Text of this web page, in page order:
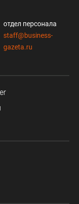
отдел персонала
staff@business-
gazeta.ru